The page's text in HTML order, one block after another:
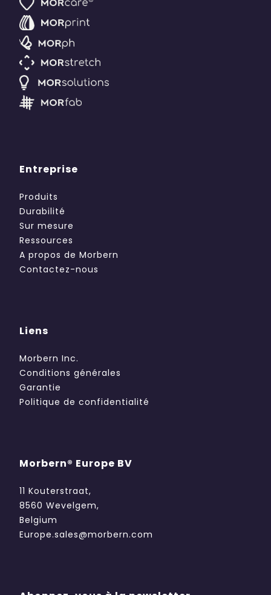
Entreprise
Produits
Durabilité
Sur mesure
Ressources
A propos de Morbern
Contactez-nous
Liens
Morbern Inc.
Conditions générales
Garantie
Politique de confidentialité
Morbern® Europe BV
11 Kouterstraat,
8560 Wevelgem,
Belgium
Europe.sales@morbern.com